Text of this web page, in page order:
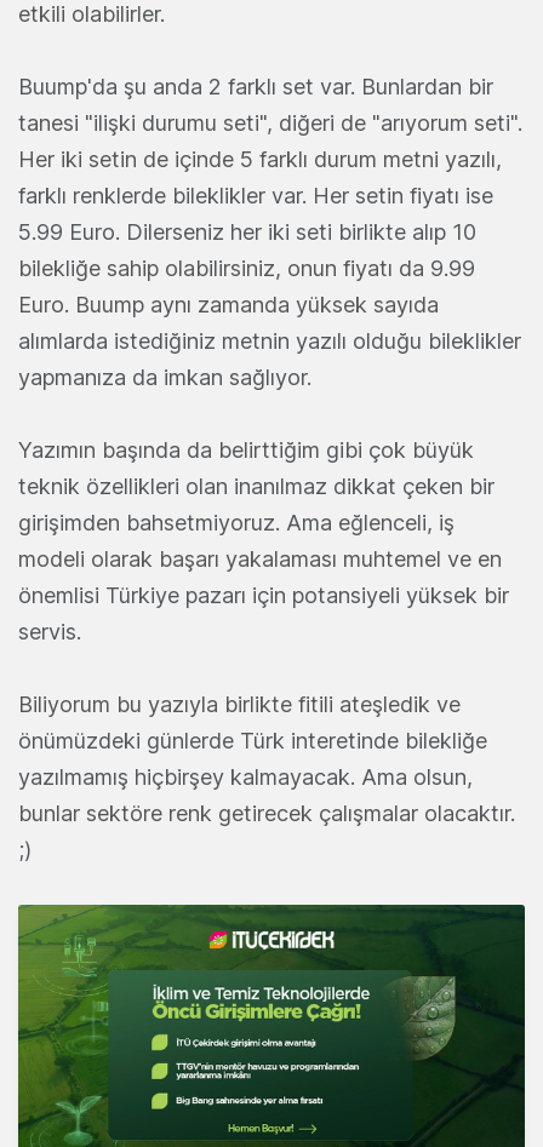
etkili olabilirler.
Buump'da şu anda 2 farklı set var. Bunlardan bir
tanesi "ilişki durumu seti", diğeri de "arıyorum seti".
Her iki setin de içinde 5 farklı durum metni yazılı,
farklı renklerde bileklikler var. Her setin fiyatı ise
5.99 Euro. Dilerseniz her iki seti birlikte alıp 10
bilekliğe sahip olabilirsiniz, onun fiyatı da 9.99
Euro. Buump aynı zamanda yüksek sayıda
alımlarda istediğiniz metnin yazılı olduğu bileklikler
yapmanıza da imkan sağlıyor.
Yazımın başında da belirttiğim gibi çok büyük
teknik özellikleri olan inanılmaz dikkat çeken bir
girişimden bahsetmiyoruz. Ama eğlenceli, iş
modeli olarak başarı yakalaması muhtemel ve en
önemlisi Türkiye pazarı için potansiyeli yüksek bir
servis.
Biliyorum bu yazıyla birlikte fitili ateşledik ve
önümüzdeki günlerde Türk interetinde bilekliğe
yazılmamış hiçbirşey kalmayacak. Ama olsun,
bunlar sektöre renk getirecek çalışmalar olacaktır.
;)